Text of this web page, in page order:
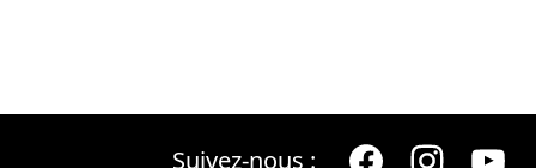
Suivez-nous :